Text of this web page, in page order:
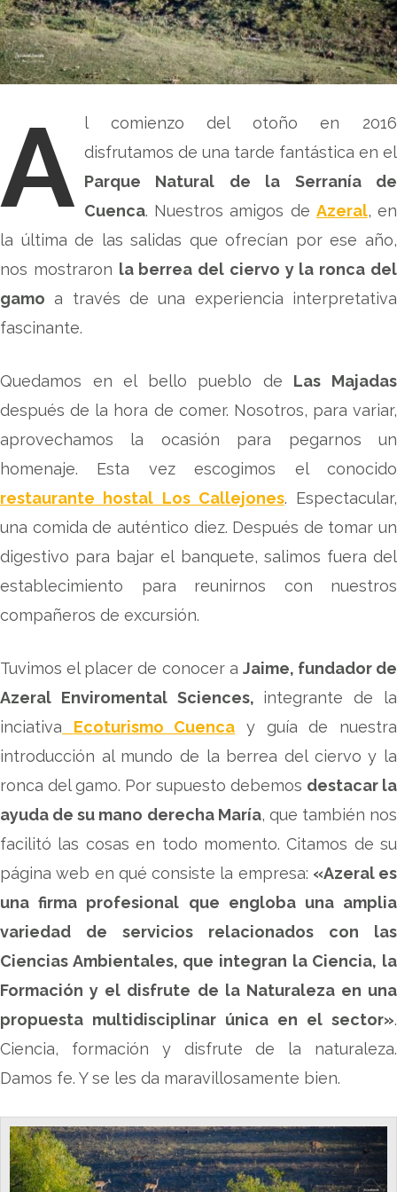
A l comienzo del otoño en 2016
disfrutamos de una tarde fantástica en el
Parque Natural de la Serranía de
Cuenca. Nuestros amigos de Azeral, en
la última de las salidas que ofrecían por ese año,
nos mostraron la berrea del ciervo y la ronca del
gamo a través de una experiencia interpretativa
fascinante.
Quedamos en el bello pueblo de Las Majadas
después de la hora de comer. Nosotros, para variar,
aprovechamos la ocasión para pegarnos un
homenaje. Esta vez escogimos el conocido
restaurante hostal Los Callejones. Espectacular,
una comida de auténtico diez. Después de tomar un
digestivo para bajar el banquete, salimos fuera del
establecimiento para reunirnos con nuestros
compañeros de excursión.
Tuvimos el placer de conocer a Jaime, fundador de
Azeral Enviromental Sciences, integrante de la
inciativa
Ecoturismo Cuenca y guía de nuestra
introducción al mundo de la berrea del ciervo y la
ronca del gamo. Por supuesto debemos destacar la
ayuda de su mano derecha María, que también nos
facilitó las cosas en todo momento. Citamos de su
página web en qué consiste la empresa: «Azeral es
una firma profesional que engloba una amplia
variedad de servicios relacionados con las
Ciencias Ambientales, que integran la Ciencia, la
Formación y el disfrute de la Naturaleza en una
propuesta multidisciplinar única en el sector».
Ciencia, formación y disfrute de la naturaleza.
Damos fe. Y se les da maravillosamente bien.